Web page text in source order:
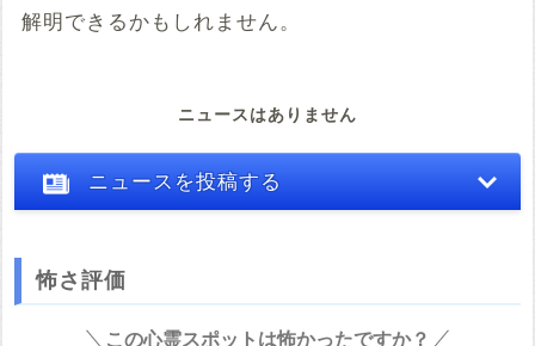
解明できるかもしれません。
ニュースはありません
ニュースを投稿する
※心霊体験談や怖い話はコメント欄での投稿をお願いします。
怖さ評価
この心霊スポットは怖かったですか？